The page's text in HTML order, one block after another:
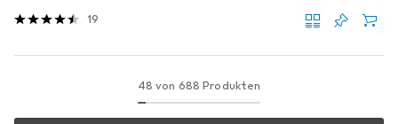
19
48 von 688 Produkten